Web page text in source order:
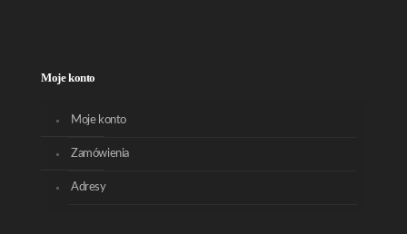
Moje konto
Moje konto
Zamówienia
Adresy